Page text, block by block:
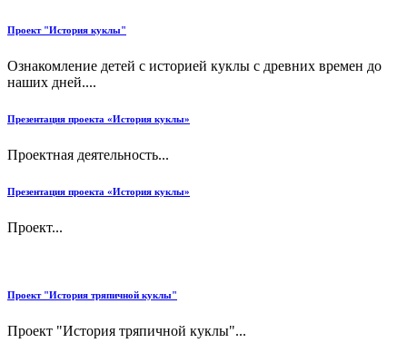
Проект "История куклы"
Ознакомление детей с историей куклы с древних времен до
наших дней....
Презентация проекта «История куклы»
Проектная деятельность...
Презентация проекта «История куклы»
Проект...
Проект "История тряпичной куклы"
Проект "История тряпичной куклы"...